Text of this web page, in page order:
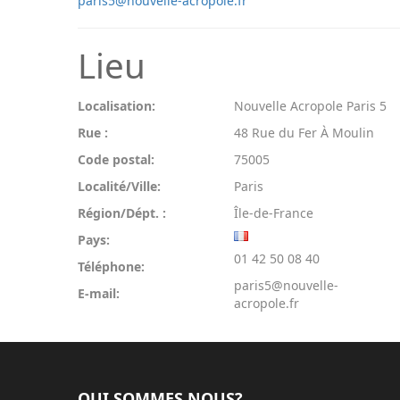
Lieu
Localisation:
Nouvelle Acropole Paris 5
Rue :
48 Rue du Fer À Moulin
Code postal:
75005
Localité/Ville:
Paris
Région/Dépt. :
Île-de-France
Pays:
Téléphone:
01 42 50 08 40
E-mail:
paris5@nouvelle-
acropole.fr